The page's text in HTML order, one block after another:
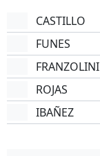
CASTILLO
FUNES
FRANZOLINI
ROJAS
IBAÑEZ